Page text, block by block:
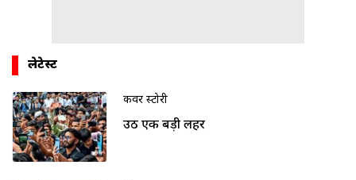
लेटेस्ट
कवर स्टोरी
उठी एक बड़ी लहर